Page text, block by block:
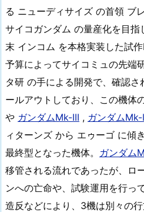
る ニューディサイズ の首領 ブ
サイコガンダム の量産化を目
末 インコム を本格実装した試
予算によってサイコミュの先端
タ研 の手による開発で、確認
ールアウトしており、この機体
や ガンダムMk-III , ガンダム
ィターンズ から エゥーゴ に傾
最終型となった機体。 ガンダム
移管される流れであったが、ロ
ンへの亡命や、試験運用を行っ
造反などにより、3機は別々の